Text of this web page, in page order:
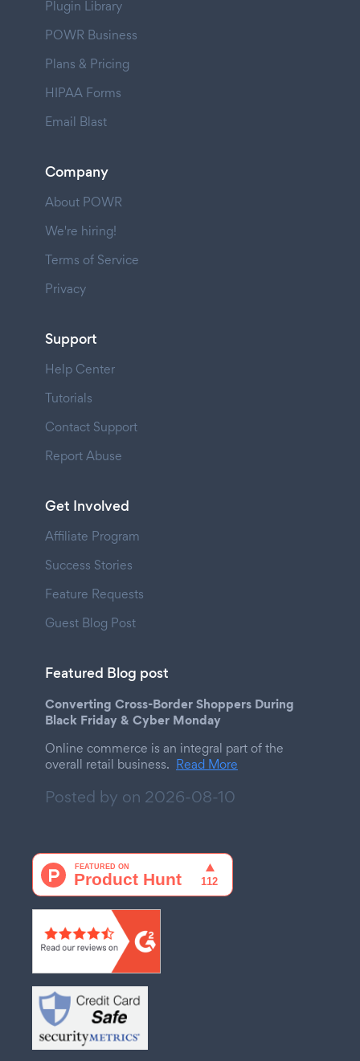
Plugin Library
POWR Business
Plans & Pricing
HIPAA Forms
Email Blast
Company
About POWR
We're hiring!
Terms of Service
Privacy
Support
Help Center
Tutorials
Contact Support
Report Abuse
Get Involved
Affiliate Program
Success Stories
Feature Requests
Guest Blog Post
Featured Blog post
Converting Cross-Border Shoppers During
Black Friday & Cyber Monday
Online commerce is an integral part of the
overall retail business. Read More
Posted by on 2026-08-10